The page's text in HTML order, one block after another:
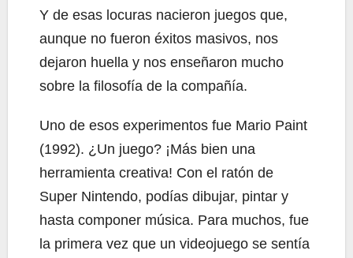
Y de esas locuras nacieron juegos que,
aunque no fueron éxitos masivos, nos
dejaron huella y nos enseñaron mucho
sobre la filosofía de la compañía.
Uno de esos experimentos fue Mario Paint
(1992). ¿Un juego? ¡Más bien una
herramienta creativa! Con el ratón de
Super Nintendo, podías dibujar, pintar y
hasta componer música. Para muchos, fue
la primera vez que un videojuego se sentía